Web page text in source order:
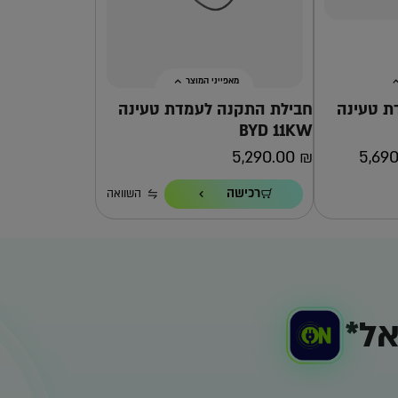
טעינה
מאפייני המוצר
חבילת התקנה לעמדת טעינה
BYD 11KW
5,290.00 ₪
הספק טעינהרכישה השוואה